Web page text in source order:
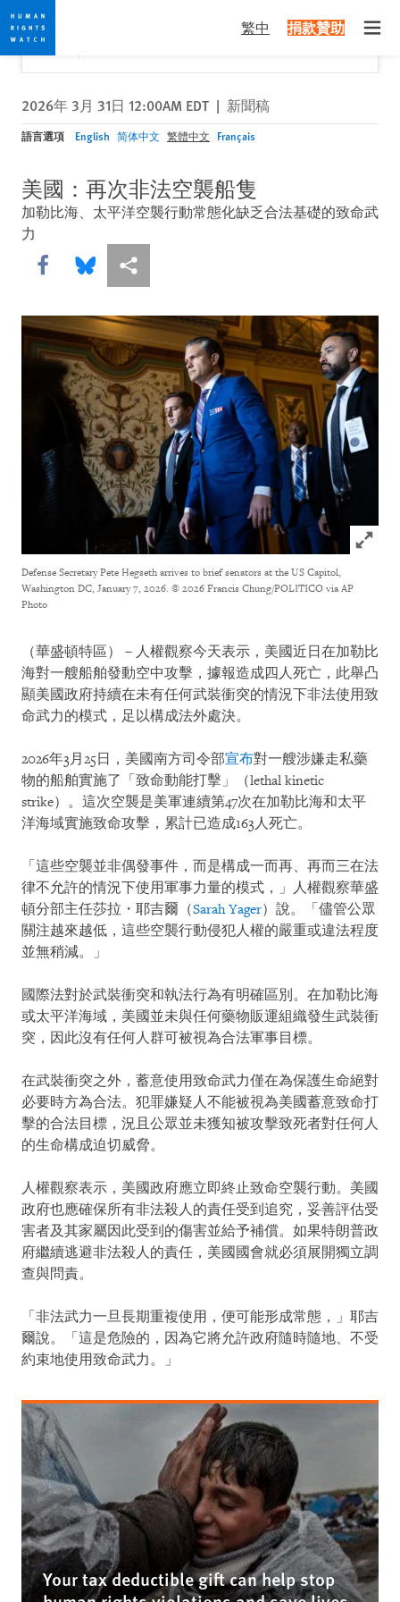
Skip
to
cookie
privacy
notice
Skip
to
main
content
繁中 捐款贊助
Would you like to read this page in English?
Yes
✕
2026年 3月 31日 12:00AM EDT | 新聞稿
語言選項 English 简体中文 繁體中文 Français
美國：再次非法空襲船隻
加勒比海、太平洋空襲行動常態化缺乏合法基礎的致命武
力
Share this via Facebook
Share this via Bluesky
More sharing options
Click
Defense Secretary Pete Hegseth arrives to brief senators at the US Capitol,
Washington DC, January 7, 2026. © 2026 Francis Chung/POLITICO via AP
Photo
（華盛頓特區）－人權觀察今天表示，美國近日在加勒比
海對一艘船舶發動空中攻擊，據報造成四人死亡，此舉凸
顯美國政府持續在未有任何武裝衝突的情況下非法使用致
命武力的模式，足以構成法外處決。
2026年3月25日，美國南方司令部宣布對一艘涉嫌走私藥
物的船舶實施了「致命動能打擊」（lethal kinetic
strike）。這次空襲是美軍連續第47次在加勒比海和太平
洋海域實施致命攻擊，累計已造成163人死亡。
「這些空襲並非偶發事件，而是構成一而再、再而三在法
律不允許的情況下使用軍事力量的模式，」人權觀察華盛
頓分部主任莎拉・耶吉爾（Sarah Yager）說。「儘管公眾
關注越來越低，這些空襲行動侵犯人權的嚴重或違法程度
並無稍減。」
國際法對於武裝衝突和執法行為有明確區別。在加勒比海
或太平洋海域，美國並未與任何藥物販運組織發生武裝衝
突，因此沒有任何人群可被視為合法軍事目標。
在武裝衝突之外，蓄意使用致命武力僅在為保護生命絕對
必要時方為合法。犯罪嫌疑人不能被視為美國蓄意致命打
擊的合法目標，況且公眾並未獲知被攻擊致死者對任何人
的生命構成迫切威脅。
人權觀察表示，美國政府應立即終止致命空襲行動。美國
政府也應確保所有非法殺人的責任受到追究，妥善評估受
害者及其家屬因此受到的傷害並給予補償。如果特朗普政
府繼續逃避非法殺人的責任，美國國會就必須展開獨立調
查與問責。
「非法武力一旦長期重複使用，便可能形成常態，」耶吉
爾說。「這是危險的，因為它將允許政府隨時隨地、不受
約束地使用致命武力。」
Your tax deductible gift can help stop